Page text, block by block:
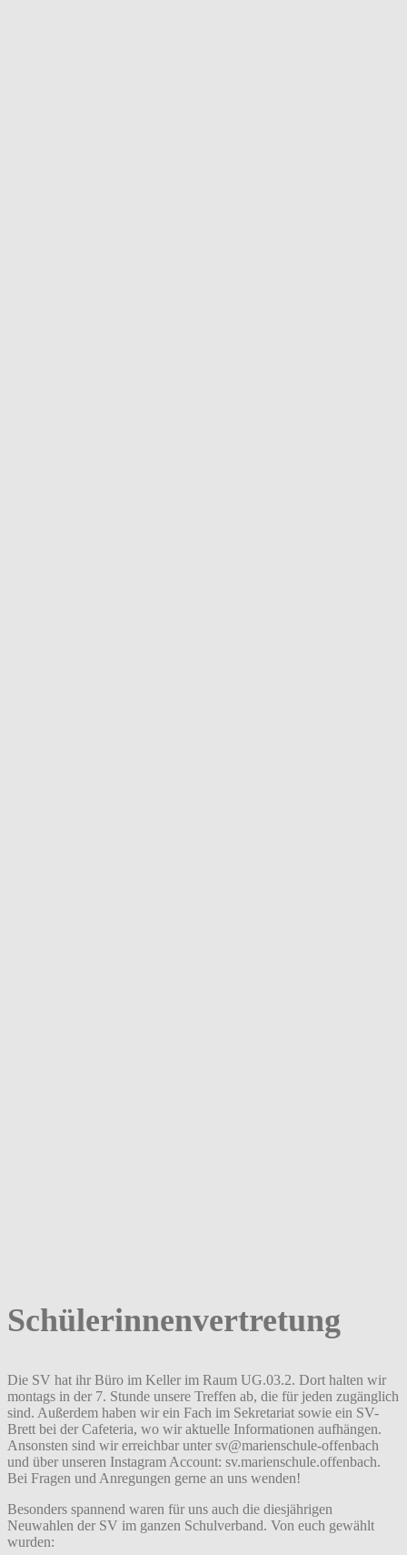
Schülerinnenvertretung
Die SV hat ihr Büro im Keller im Raum UG.03.2. Dort halten wir
montags in der 7. Stunde unsere Treffen ab, die für jeden zugänglich
sind. Außerdem haben wir ein Fach im Sekretariat sowie ein SV-
Brett bei der Cafeteria, wo wir aktuelle Informationen aufhängen.
Ansonsten sind wir erreichbar unter sv@marienschule-offenbach
und über unseren Instagram Account: sv.marienschule.offenbach.
Bei Fragen und Anregungen gerne an uns wenden!
Besonders spannend waren für uns auch die diesjährigen
Neuwahlen der SV im ganzen Schulverband. Von euch gewählt
wurden: